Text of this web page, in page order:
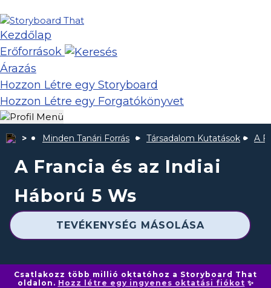
Kezdőlap
Erőforrások
Árazás
Hozzon Létre egy Storyboard
Hozzon Létre egy Forgatókönyvet
Minden Tanári Forrás Társadalom Kutatások A
A Francia és az Indiai
Háború 5 Ws
TEVÉKENYSÉG MÁSOLÁSA
Csatlakozz több millió oktatóhoz a Storyboard That
oldalon. Hozz létre egy ingyenes oktatási fiókot ✨